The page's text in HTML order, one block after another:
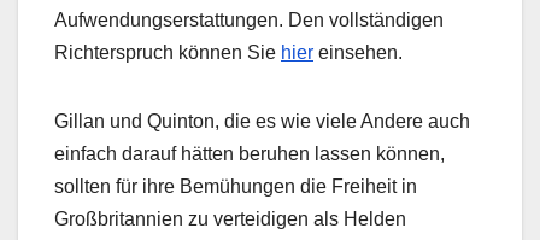
Aufwendungserstattungen. Den vollständigen
Richterspruch können Sie hier einsehen.
Gillan und Quinton, die es wie viele Andere auch
einfach darauf hätten beruhen lassen können,
sollten für ihre Bemühungen die Freiheit in
Großbritannien zu verteidigen als Helden